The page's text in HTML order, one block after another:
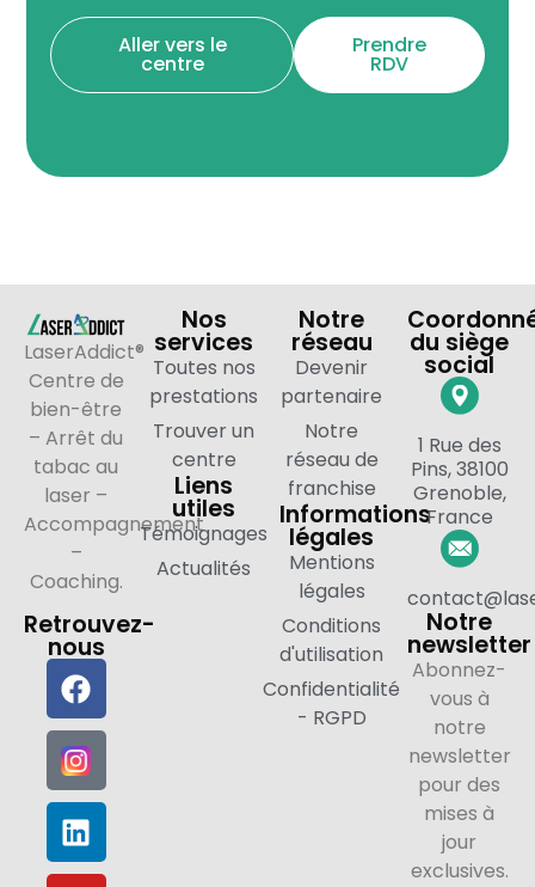
Aller vers le
centre
Prendre
RDV
LaserAddict®
Centre de
bien-être
– Arrêt du
tabac au
laser –
Accompagnement
–
Coaching.
Retrouvez-
nous
Nos
services
Toutes nos
prestations
Trouver un
centre
Liens
utiles
Témoignages
Actualités
Notre
réseau
Devenir
partenaire
Notre
réseau de
franchise
Informations
légales
Mentions
légales
Conditions
d'utilisation
Confidentialité
- RGPD
du siège
social
1 Rue des
Pins, 38100
Grenoble,
France
Notre
newsletter
Abonnez-
vous à
notre
newsletter
pour des
mises à
jour
exclusives.